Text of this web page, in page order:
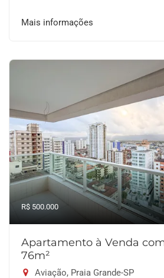
Mais informações
R$ 500.000
Apartamento à Venda
76m²
Aviação, Praia Grande-SP